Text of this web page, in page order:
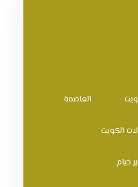
العاصمة
الكويت
خيام